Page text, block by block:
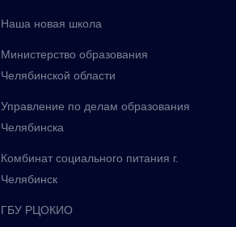
Наша новая школа
Министерство образования
Челябинской области
Управление по делам образования
Челябинска
Комбинат социального питания г.
Челябинск
ГБУ РЦОКИО